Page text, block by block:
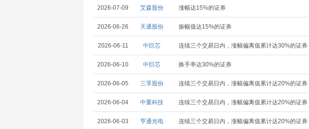
2026-07-09 艾森股份 涨幅达15%的证券
2026-06-26 天通股份 振幅值达15%的证券
2026-06-11 中巨芯 连续三个交易日内，涨幅偏离值累计达30%的证券
2026-06-10 中巨芯 换手率达30%的证券
2026-06-05 三孚股份 连续三个交易日内，涨幅偏离值累计达20%的证券
2026-06-04 中重科技 连续三个交易日内，涨幅偏离值累计达20%的证券
2026-06-03 亨通光电 连续三个交易日内，涨幅偏离值累计达20%的证券